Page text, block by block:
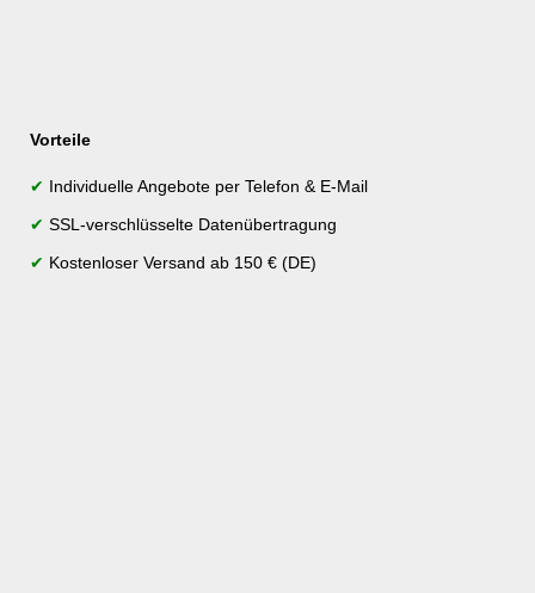
Vorteile
✔ Individuelle Angebote per Telefon & E-Mail
✔ SSL-verschlüsselte Datenübertragung
✔ Kostenloser Versand ab 150 € (DE)